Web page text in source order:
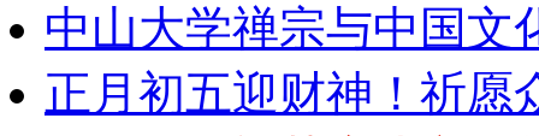
中山大学禅宗与中国文
正月初五迎财神！祈愿